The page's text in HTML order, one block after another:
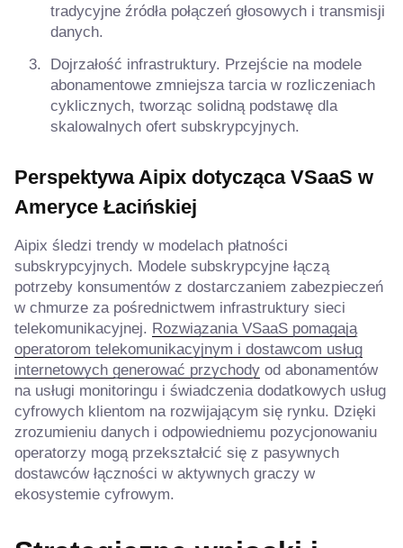
tradycyjne źródła połączeń głosowych i transmisji
danych.
Dojrzałość infrastruktury. Przejście na modele
abonamentowe zmniejsza tarcia w rozliczeniach
cyklicznych, tworząc solidną podstawę dla
skalowalnych ofert subskrypcyjnych.
Perspektywa Aipix dotycząca VSaaS w
Ameryce Łacińskiej
Aipix śledzi trendy w modelach płatności
subskrypcyjnych. Modele subskrypcyjne łączą
potrzeby konsumentów z dostarczaniem zabezpieczeń
w chmurze za pośrednictwem infrastruktury sieci
telekomunikacyjnej. Rozwiązania VSaaS pomagają
operatorom telekomunikacyjnym i dostawcom usług
internetowych generować przychody od abonamentów
na usługi monitoringu i świadczenia dodatkowych usług
cyfrowych klientom na rozwijającym się rynku. Dzięki
zrozumieniu danych i odpowiedniemu pozycjonowaniu
operatorzy mogą przekształcić się z pasywnych
dostawców łączności w aktywnych graczy w
ekosystemie cyfrowym.